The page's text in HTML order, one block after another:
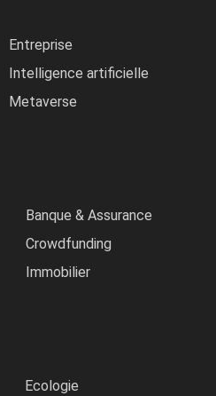
Entreprise
Intelligence artificielle
Metaverse
Banque & Assurance
Crowdfunding
Immobilier
Ecologie